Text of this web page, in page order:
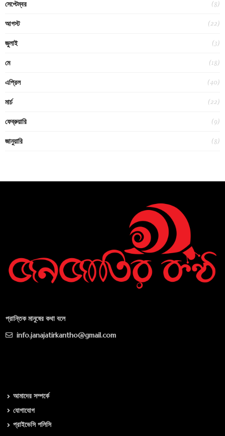
সেপ্টেম্বর (8)
আগস্ট (22)
জুলাই (3)
মে (18)
এপ্রিল (40)
মার্চ (22)
ফেব্রুয়ারি (9)
জানুয়ারি (8)
প্রান্তিক মানুষের কথা বলে
info.janajatirkantho@gmail.com
আমাদের সম্পর্কে
যোগাযোগ
প্রাইভেসি পলিসি